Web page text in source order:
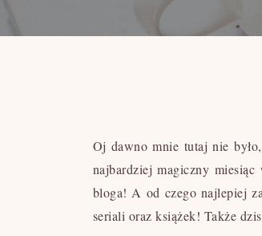
Oj dawno mnie tutaj nie
najbardziej magiczny
bloga! A od czego najlepiej
seriali oraz książek! Także